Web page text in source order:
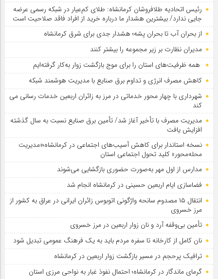
رئیس اتحادیه طلافروشان کرمانشاه: طلای کم‌عیار در شبکه رسمی عرضه
جایی ندارد/ بیشترین هشدار ما درباره خرید از افراد فاقد صلاحیت است
از بحران آب تا بحران پشه؛ هشدار جدی برای شرق کرمانشاه
مدیران نظارت بر زیر مجموعه را بیشتر کنند
همه ظرفیت‌های استان را برای موج بازگشت زوار به‌کار گرفته‌ایم
کاهش مصرف انرژی و تداوم برق صنایع با مدیریت هوشمند شبکه
شهرداری با چهار محور خدماتی در مرز به زائران اربعین خدمات رسانی می
کند
مدیریت مصرف با تأخیر آغاز شد/ تأمین برق صنایع نسبت به سال گذشته
افزایش یافت
نسخه استاندار برای کاهش آسیب‌های اجتماعی در کرمانشاه؛«مدیریت
محله‌محور» کلید تحول اجتماعی استان
مدارس از اول مهر به‌صورت حضوری بازگشایی می‌شوند
فضاسازی ایام اربعین حسینی در کرمانشاه انجام شد
انتقال ۱۵ مصدوم سانحه واژگونی اتوبوس زائران ایرانی در عراق به کشور از
مرز خسروی
تأمین بی‌وقفه آرد و نان زوار اربعین در مرز خسروی
نان کامل از کارخانه تا سفره مردم باید به یک فرهنگ عمومی تبدیل شود
ترافیک پرحجم در مسیر بازگشت زوار اربعین در کرمانشاه
گرمای ماندگار در کرمانشاه؛ احتمال نفوذ غبار به نواحی مرزی استان